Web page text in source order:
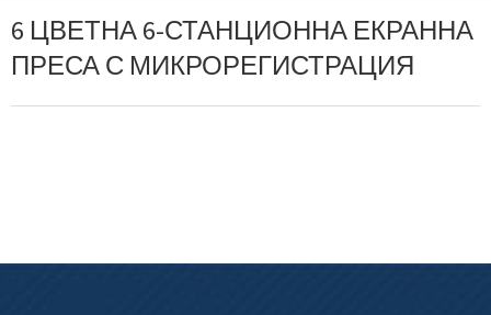
6 ЦВЕТНА 6-СТАНЦИОННА ЕКРАННА
ПРЕСА С МИКРОРЕГИСТРАЦИЯ